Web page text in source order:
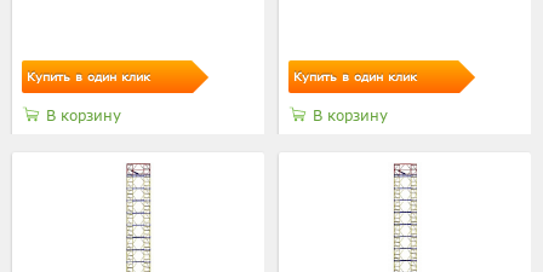
Купить в один клик
В корзину
Купить в один клик
В корзину